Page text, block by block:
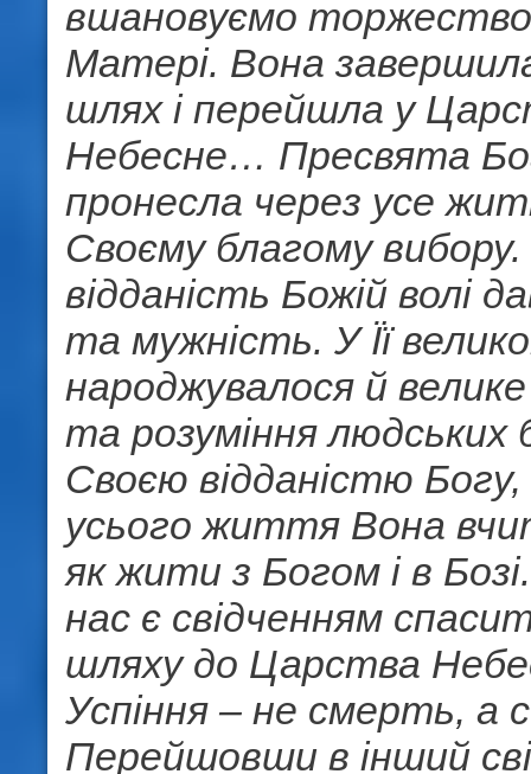
вшановуємо
Матері. Вона
шлях і перейшла у
Небесне… Пресвята
пронесла через усе
Своєму благому вибору.
відданість Божій волі
та мужність. У Її
народжувалося й
та розуміння людських
Своєю відданістю
усього життя Вона
як жити з Богом і в
нас є свідченням
шляху до Царства
Успіння – не смерть, а
Перейшовши в інший